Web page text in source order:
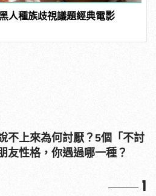
人種族歧視議題經典電影
不上來為何討厭？5個「不討
友性格，你遇過哪一種？
1